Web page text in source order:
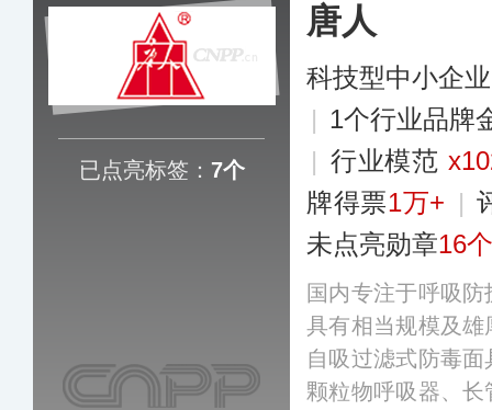
已点亮标签： 7个
唐人
科技型中小企业
| 1个行业品牌
| 行业模范
牌得票1万+ |
未点亮勋章16个
国内专注于呼吸
具有相当规模及
自吸过滤式防毒
颗粒物呼吸器、